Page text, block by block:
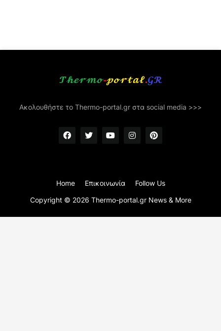
Ακολουθήστε το Thermo-portal.gr στα social media >>>
Copyright © 2026 Thermo-portal.gr News & More
Home Επικοινωνία Follow Us